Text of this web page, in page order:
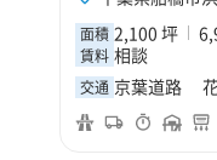
面積 2,100 坪
賃料 相談
交通 京葉道路